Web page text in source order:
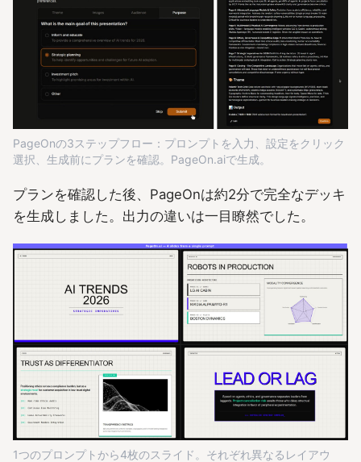
PageOnの3ステップフロー：プロンプトを入力、設定をクリック
選択、生成前にプランを確認。PageOn.aiで生成。
プランを確認した後、PageOnは約2分で完全なデッキ
を生成しました。出力の違いは一目瞭然でした。
1つのプロンプトから4枚のスライド。それぞれ異なるレイアウ